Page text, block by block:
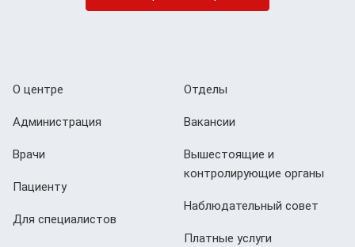
О центре
Администрация
Врачи
Пациенту
Для специалистов
Отделы
Вакансии
Вышестоящие и
контролирующие органы
Наблюдательный совет
Платные услуги